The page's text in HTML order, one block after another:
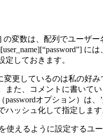
の変数は、配列でユーザー
に
定しておきます。
変更しているのは私の好み
また、コメントに書いて
オプション）は、
ハッシュ化して指定します
使えるように設定するユ